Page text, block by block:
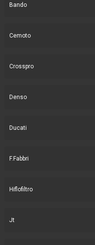
Bando
Cemoto
Crosspro
Denso
Ducati
F.Fabbri
Hiflofiltro
Jt